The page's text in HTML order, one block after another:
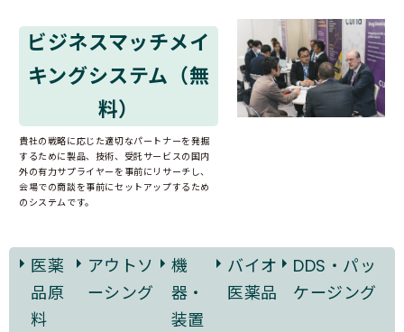
ビジネスマッチメイ
キングシステム（無
料）
貴社の戦略に応じた適切なパートナーを発掘
するために製品、技術、受託サービスの国内
外の有力サプライヤーを事前にリサーチし、
会場での商談を事前にセットアップするため
のシステムです。
医薬
品原
料
アウトソ
ーシング
機
器・
装置
バイオ
医薬品
DDS・パッ
ケージング